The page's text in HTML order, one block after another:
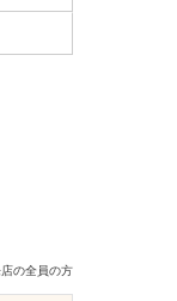
の全員の方